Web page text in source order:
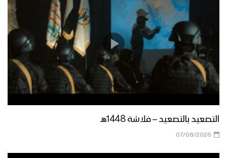
التصعيد بالتصعيد – فلاشة 1448هـ
07/08/2026